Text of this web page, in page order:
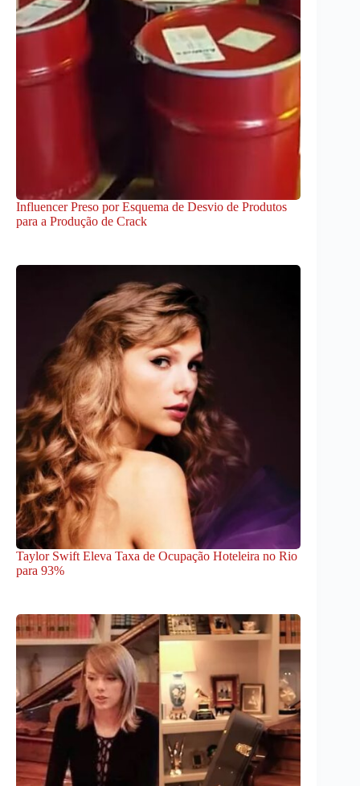
Influencer Preso por Esquema de Desvio de Produtos
para a Produção de Crack
Taylor Swift Eleva Taxa de Ocupação Hoteleira no Rio
para 93%